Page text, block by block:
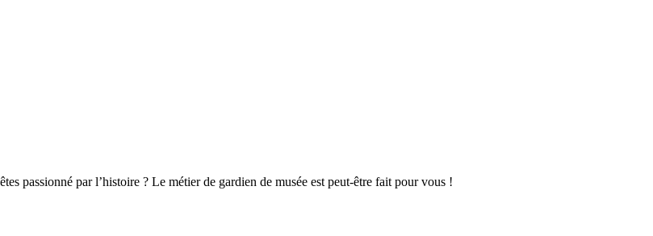
passionné par l’histoire ? Le métier de gardien de musée est peut-être fait pour vous !